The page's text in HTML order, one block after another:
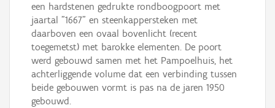
een hardstenen gedrukte rondboogpoort met
jaartal "1667" en steenkappersteken met
daarboven een ovaal bovenlicht (recent
toegemetst) met barokke elementen. De poort
werd gebouwd samen met het Pampoelhuis, het
achterliggende volume dat een verbinding tussen
beide gebouwen vormt is pas na de jaren 1950
gebouwd.